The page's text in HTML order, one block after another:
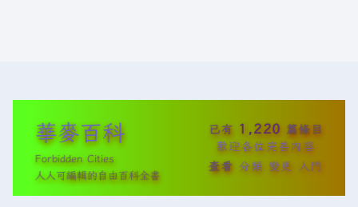
華麥百科
Forbidden Cities
人人可編輯的自由百科全書
已有 1,220 篇條目
歡迎各位完善內容
查看 分類 變更 入門